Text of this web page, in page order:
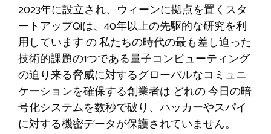
2023年に設立され、ウィーンに拠点を置くスタ
ートアップQiは、40年以上の先駆的な研究を利
用していますの私たちの時代の最も差し迫った
技術的課題の1つである量子コンピューティング
の迫り来る脅威に対するグローバルなコミュニ
ケーションを確保する創業者は どれの今日の暗
号化システムを数秒で破り、ハッカーやスパイ
に対する機密データが保護されていません。